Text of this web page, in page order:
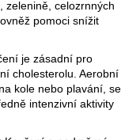
zelenině, celozrnných
pomoci snížit
je zásadní pro
cholesterolu. Aerobní
kole nebo plavání, se
intenzivní aktivity